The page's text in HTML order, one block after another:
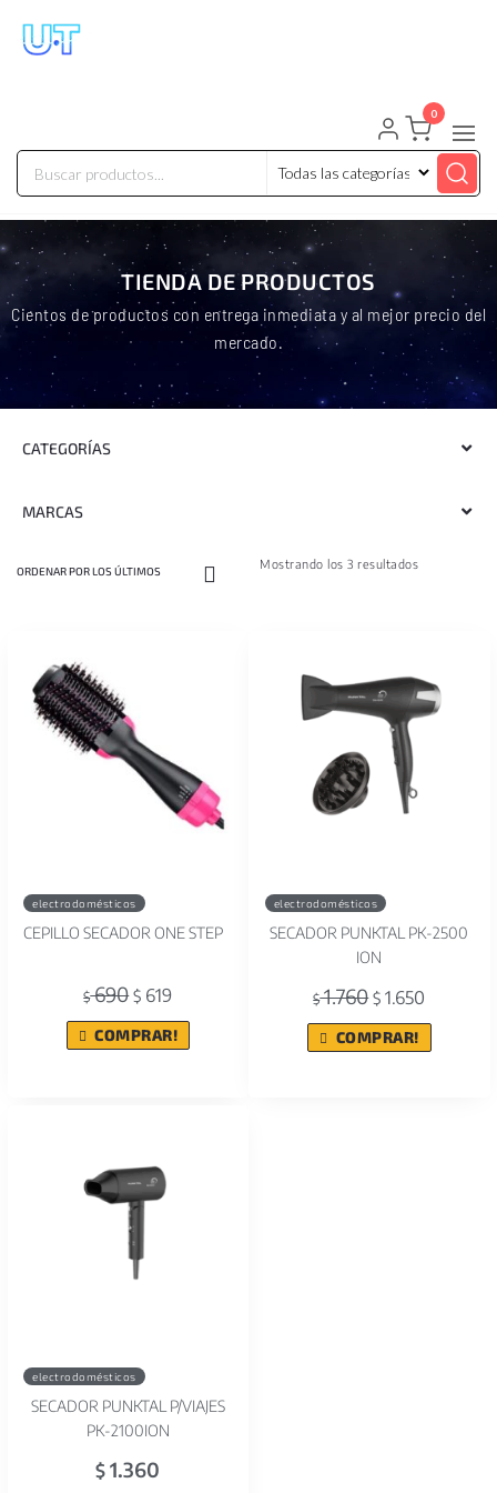
0
TIENDA DE PRODUCTOS
Cientos de productos con entrega inmediata y al mejor precio del
mercado.
CATEGORÍAS
MARCAS
Mostrando los 3 resultados
electrodomésticos
CEPILLO SECADOR ONE STEP
$690 $ 619
COMPRAR!
electrodomésticos
SECADOR PUNKTAL PK-2500
ION
$1.760 $ 1.650
COMPRAR!
electrodomésticos
SECADOR PUNKTAL P/VIAJES
PK-2100ION
$ 1.360